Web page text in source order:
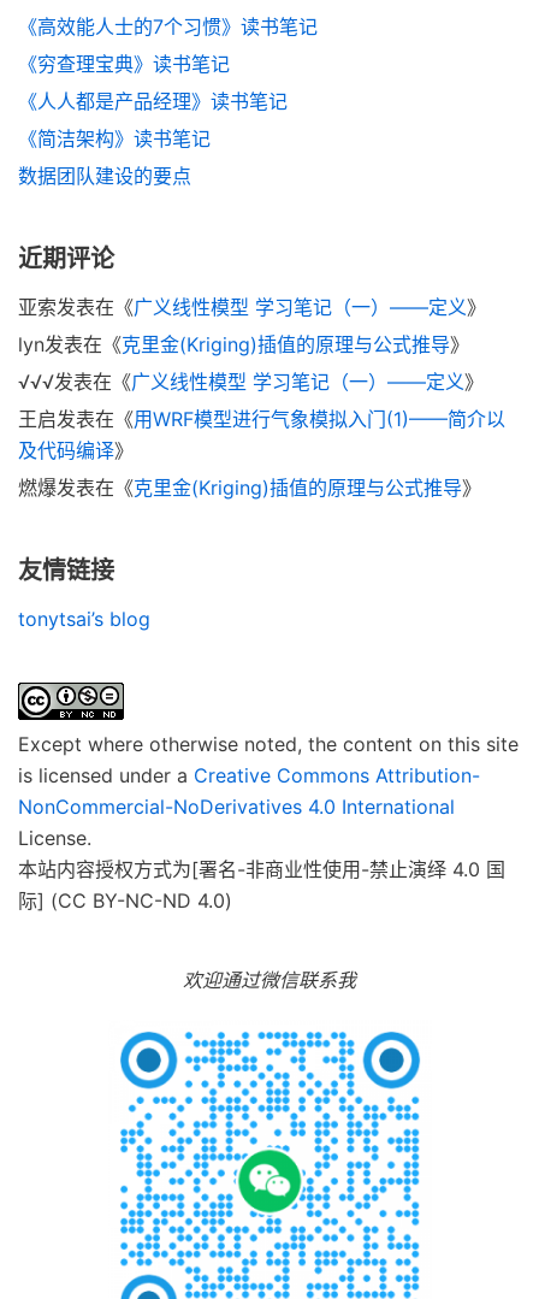
《高效能人士的7个习惯》读书笔记
《穷查理宝典》读书笔记
《人人都是产品经理》读书笔记
《简洁架构》读书笔记
数据团队建设的要点
近期评论
亚索发表在《广义线性模型 学习笔记（一）——定义》
lyn发表在《克里金(Kriging)插值的原理与公式推导》
√√√发表在《广义线性模型 学习笔记（一）——定义》
王启发表在《用WRF模型进行气象模拟入门(1)——简介以
及代码编译》
燃爆发表在《克里金(Kriging)插值的原理与公式推导》
友情链接
tonytsai’s blog
Except where otherwise noted, the content on this site
is licensed under a Creative Commons Attribution-
NonCommercial-NoDerivatives 4.0 International
License.
本站内容授权方式为[署名-非商业性使用-禁止演绎 4.0 国
际] (CC BY-NC-ND 4.0)
欢迎通过微信联系我